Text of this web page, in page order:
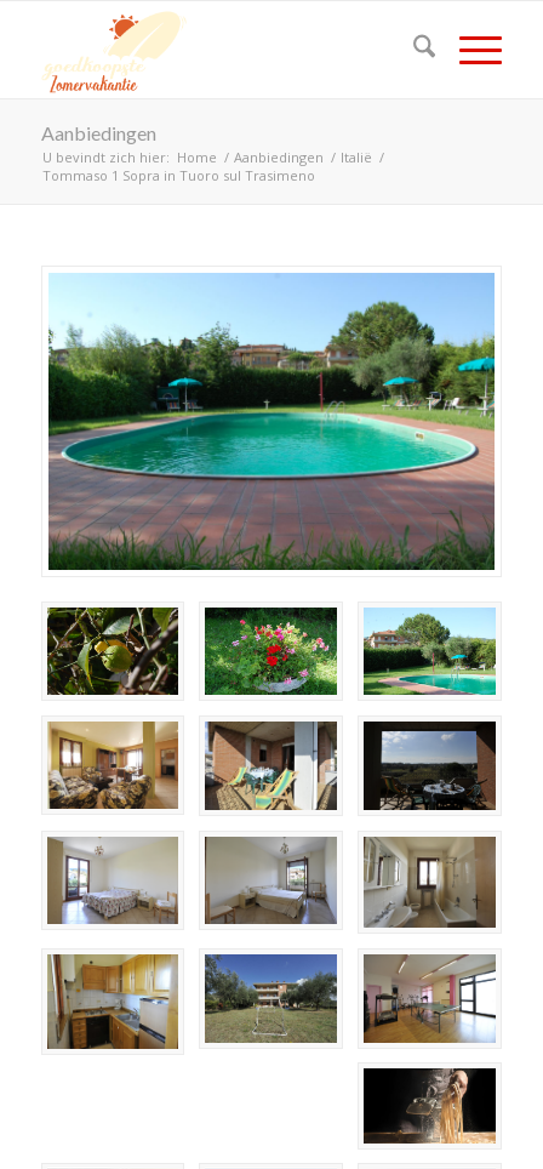
Aanbiedingen
U bevindt zich hier: Home / Aanbiedingen / Italië /
Tommaso 1 Sopra in Tuoro sul Trasimeno